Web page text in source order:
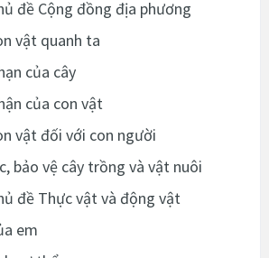
đề Cộng đồng địa phương
vật quanh ta
của cây
của con vật
vật đối với con người
bảo vệ cây trồng và vật nuôi
đề Thực vật và động vật
em